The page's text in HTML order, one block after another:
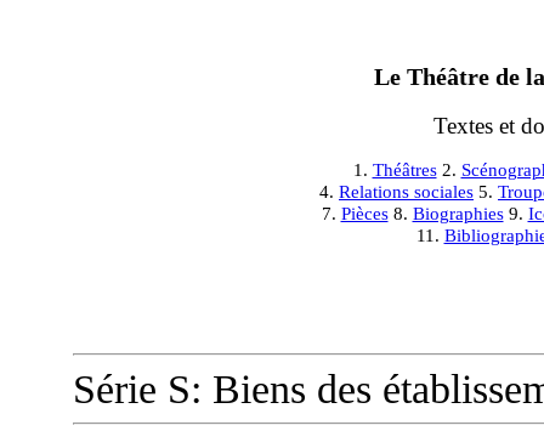
Le Théâtre de
Textes et
1. Théâtres2.
4. Relations sociales 5.
7. Pièces8. Biographies9.
11.
Série S: Biens des